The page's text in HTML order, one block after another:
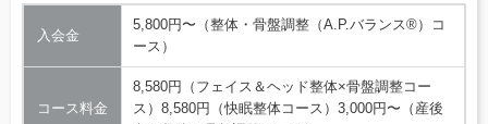
入会金
5,800円〜（整体・骨盤調整（A.P.バランス®）コ
ース）
コース料金
8,580円（フェイス＆ヘッド整体×骨盤調整コー
ス）8,580円（快眠整体コース）3,000円〜（産後